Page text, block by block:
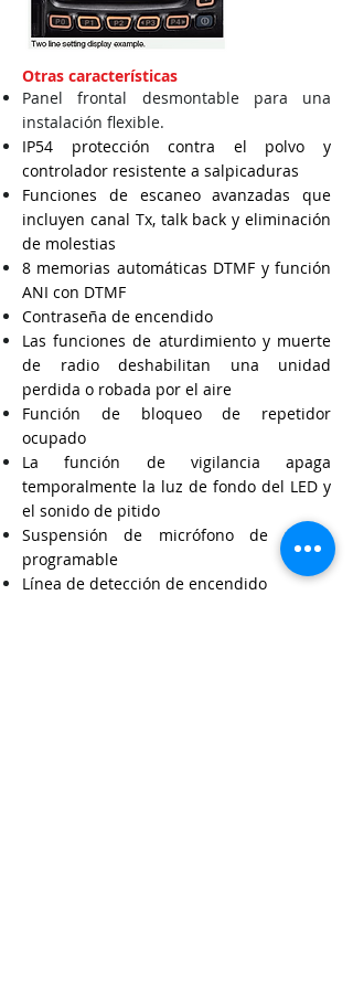
Otras características
Panel frontal desmontable para una
instalación flexible.
IP54 protección contra el polvo y
controlador resistente a salpicaduras
Funciones de escaneo avanzadas que
incluyen canal Tx, talk back y eliminación
de molestias
8 memorias automáticas DTMF y función
ANI con DTMF
Contraseña de encendido
Las funciones de aturdimiento y muerte
de radio deshabilitan una unidad
perdida o robada por el aire
Función de bloqueo de repetidor
ocupado
La función de vigilancia apaga
temporalmente la luz de fondo del LED y
el sonido de pitido
Suspensión de micrófono de acción
programable
Línea de detección de encendido